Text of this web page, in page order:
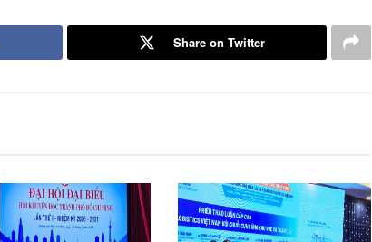
Share on Twitter